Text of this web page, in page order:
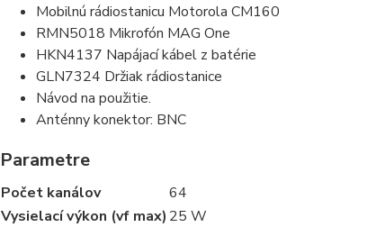
Mobilnú rádiostanicu Motorola CM160
RMN5018 Mikrofón MAG One
HKN4137 Napájací kábel z batérie
GLN7324 Držiak rádiostanice
Návod na použitie.
Anténny konektor: BNC
Parametre
Počet kanálov
64
Vysielací výkon (vf max) 25 W